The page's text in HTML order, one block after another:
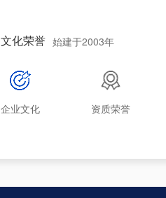
文化荣誉 始建于2003年
企业文化 资质荣誉